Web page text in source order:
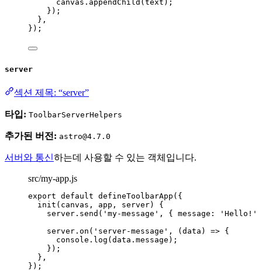
canvas . appendChild (text);
});
},
});
server
섹션 제목: “server”
타입: ToolbarServerHelpers
추가된 버전: astro@4.7.0
서버와 통신하는데 사용할 수 있는 객체입니다.
src/my-app.js
export default defineToolbarApp ({
init ( canvas , app , server)
{
server . send ( ' my-message ' , { message: ' Hello! '
server . on ( ' server-message ' , ( data ) => {
console . log (data . message );
});
},
});